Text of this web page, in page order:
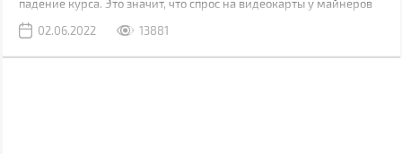
падение курса. Это значит, что спрос на видеокарты у майнеров
розничном рынке. Снизятся и цены на дискретную графику. Едва
были на 10-15% дороже цены рекомендованной производителем,
02.06.2022 13881